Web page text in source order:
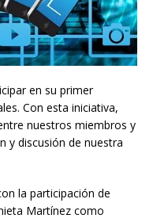
en su primer
Con esta iniciativa,
nuestros miembros y
y discusión de nuestra
la participación de
Martínez como